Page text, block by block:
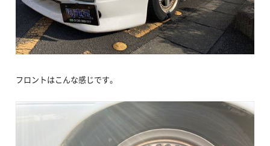
フロントはこんな感じです。